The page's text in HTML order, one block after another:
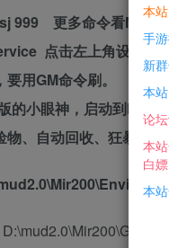
999 更多命令看
点击左上角设置
用GM命令刷。
的小眼神，启动到
物、自动回收、狂暴等
本
手
新
本
论
本
白嫖
本